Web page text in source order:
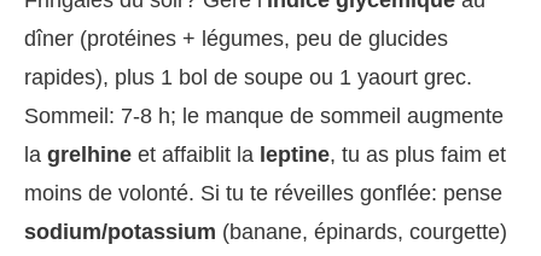
dîner (protéines + légumes, peu de glucides
rapides), plus 1 bol de soupe ou 1 yaourt grec.
Sommeil: 7-8 h; le manque de sommeil augmente
la grelhine et affaiblit la leptine, tu as plus faim et
moins de volonté. Si tu te réveilles gonflée: pense
sodium/potassium (banane, épinards, courgette)